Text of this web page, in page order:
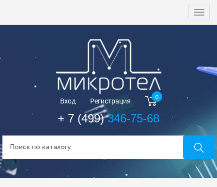
Вход Регистрация 0
+ 7 (499)346-75-68